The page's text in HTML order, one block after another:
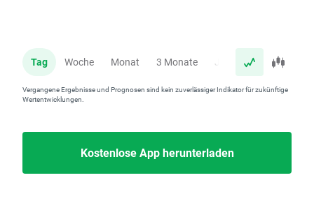
Tag Woche Monat 3 Monate Jahr
Vergangene Ergebnisse und Prognosen sind kein zuverlässiger Indikator für zukünftige
Wertentwicklungen.
Kostenlose App herunterladen